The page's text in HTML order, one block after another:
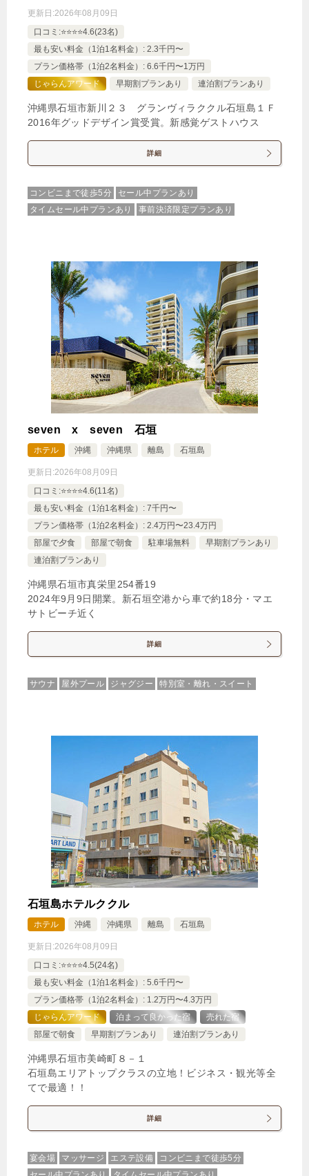
更新日:2026年08月09日
口コミ:⭐️⭐️⭐️⭐️4.6(23名)
最も安い料金（1泊1名料金）: 2.3千円〜
プラン価格帯（1泊2名料金）: 6.6千円〜1万円
じゃらんアワード
早期割プランあり 連泊割プランあり
沖縄県石垣市新川２３ グランヴィラククル石垣島１Ｆ
2016年グッドデザイン賞受賞。新感覚ゲストハウス
詳細
コンビニまで徒歩5分
セール中プランあり
タイムセール中プランあり
事前決済限定プランあり
seven x seven 石垣
ホテル 沖縄 沖縄県 離島 石垣島
更新日:2026年08月09日
口コミ:⭐️⭐️⭐️⭐️4.6(11名)
最も安い料金（1泊1名料金）: 7千円〜
プラン価格帯（1泊2名料金）: 2.4万円〜23.4万円
部屋で夕食
部屋で朝食 駐車場無料
早期割プランあり
連泊割プランあり
沖縄県石垣市真栄里254番19
2024年9月9日開業。新石垣空港から車で約18分・マエ
サトビーチ近く
詳細
サウナ 屋外プール ジャグジー 特別室・離れ・スイート
石垣島ホテルククル
ホテル 沖縄 沖縄県 離島 石垣島
更新日:2026年08月09日
口コミ:⭐️⭐️⭐️⭐️4.5(24名)
最も安い料金（1泊1名料金）: 5.6千円〜
プラン価格帯（1泊2名料金）: 1.2万円〜4.3万円
じゃらんアワード
泊まって良かった宿
売れた宿
部屋で朝食
早期割プランあり 連泊割プランあり
沖縄県石垣市美崎町８－１
石垣島エリアトップクラスの立地！ビジネス・観光等全
てで最適！！
詳細
宴会場 マッサージ エステ設備
コンビニまで徒歩5分